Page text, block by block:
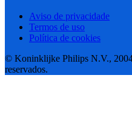
Aviso de privacidade
Termos de uso
Política de cookies
© Koninklijke Philips N.V.,
reservados.